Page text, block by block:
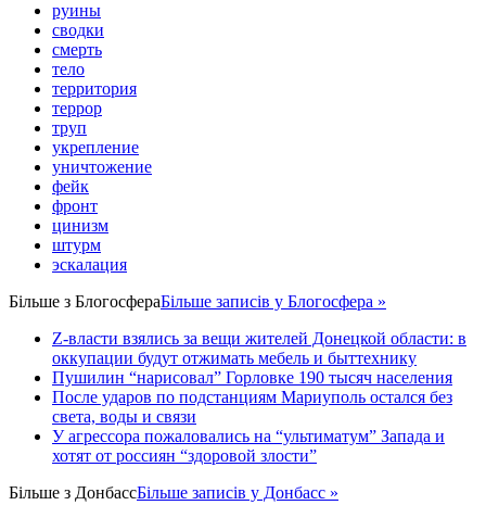
руины
сводки
смерть
тело
территория
террор
труп
укрепление
уничтожение
фейк
фронт
цинизм
штурм
эскалация
Більше з БлогосфераБільше записів у Блогосфера »
Z-власти взялись за вещи жителей Донецкой области: в
оккупации будут отжимать мебель и быттехнику
Пушилин “нарисовал” Горловке 190 тысяч населения
После ударов по подстанциям Мариуполь остался без
света, воды и связи
У агрессора пожаловались на “ультиматум” Запада и
хотят от россиян “здоровой злости”
Більше з ДонбассБільше записів у Донбасс »